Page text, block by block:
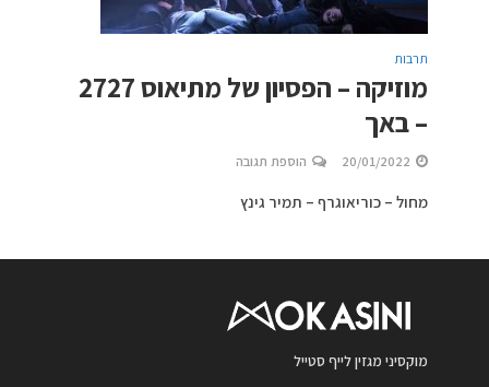
תרבות
מוזיקה – הפסיון של מתיאוס 2727
– באך
20/01/2022 הוספת תגובה
מחול – כוריאוגרף – תמיר גינץ
מוקסיני מגזין לייף סטייל